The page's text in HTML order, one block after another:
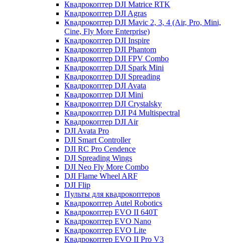
Квадрокоптер DJI Matrice RTK
Квадрокоптер DJI Agras
Квадрокоптер DJI Mavic 2, 3, 4 (Air, Pro, Mini,
Cine, Fly More Enterprise)
Квадрокоптер DJI Inspire
Квадрокоптер DJI Phantom
Квадрокоптер DJI FPV Combo
Квадрокоптер DJI Spark Mini
Квадрокоптер DJI Spreading
Квадрокоптер DJI Avata
Квадрокоптер DJI Mini
Квадрокоптер DJI Crystalsky
Квадрокоптер DJI P4 Multispectral
Квадрокоптер DJI Air
DJI Avata Pro
DJI Smart Controller
DJI RC Pro Cendence
DJI Spreading Wings
DJI Neo Fly More Combo
DJI Flame Wheel ARF
DJI Flip
Пульты для квадрокоптеров
Квадрокоптер Autel Robotics
Квадрокоптер EVO II 640T
Квадрокоптер EVO Nano
Квадрокоптер EVO Lite
Квадрокоптер EVO II Pro V3